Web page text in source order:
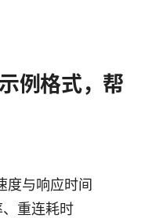
例格式，帮
度与响应时间
重连耗时